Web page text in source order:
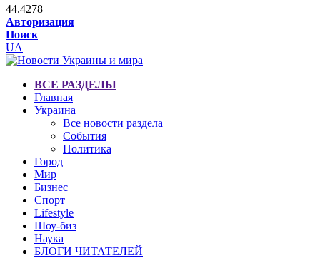
44.4278
Авторизация
Поиск
UA
ВСЕ РАЗДЕЛЫ
Главная
Украина
Все новости раздела
События
Политика
Город
Мир
Бизнес
Спорт
Lifestyle
Шоу-биз
Наука
БЛОГИ ЧИТАТЕЛЕЙ